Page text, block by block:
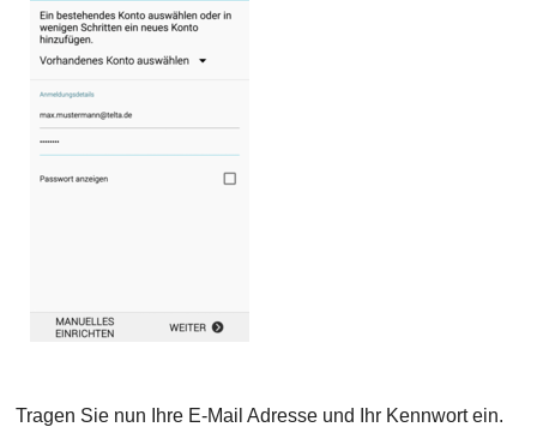
Tragen Sie nun Ihre E-Mail Adresse und Ihr Kennwort ein.